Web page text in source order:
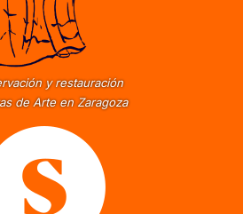
y restauración
de Arte en Zaragoza